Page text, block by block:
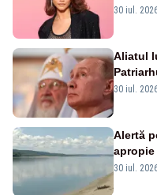
pânza
30 iul.
Aliatul
nouă
30 iul.
Alertă
apropie
la
30 iul.